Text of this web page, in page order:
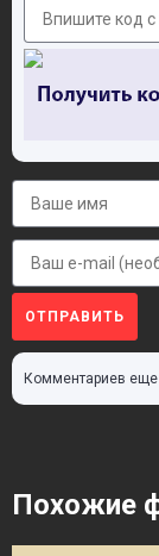
ОТПРАВИТЬ
Комментариев
Похожие